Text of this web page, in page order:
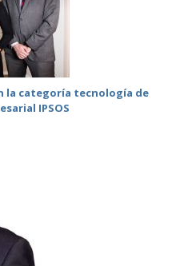
la categoría tecnología de
IPSOS